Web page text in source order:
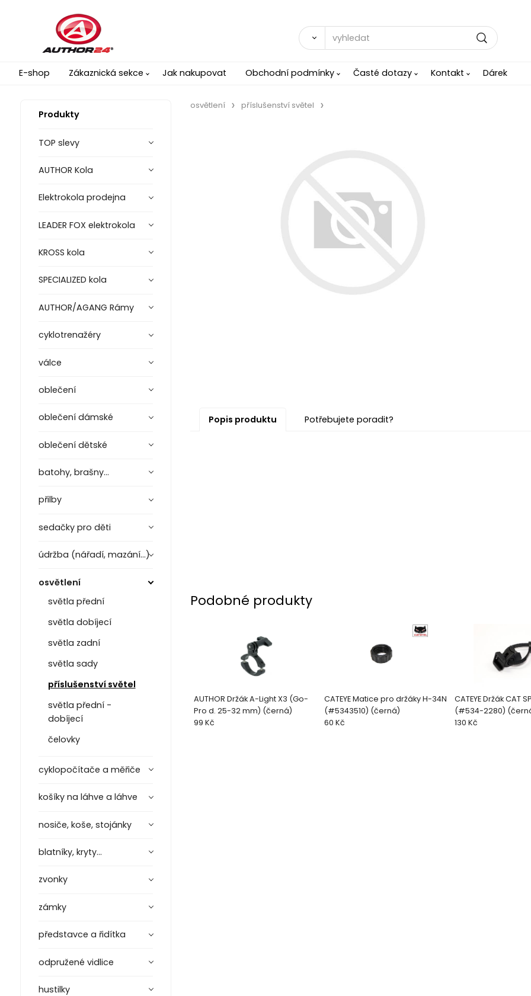
E-shop Zákaznická sekce Jak nakupovat Obchodní podmínky Časté dotazy Kontakt Dárek
Produkty
TOP slevy
AUTHOR Kola
Elektrokola prodejna
LEADER FOX elektrokola
KROSS kola
SPECIALIZED kola
AUTHOR/AGANG Rámy
cyklotrenažéry
válce
oblečení
oblečení dámské
oblečení dětské
batohy, brašny...
přilby
sedačky pro děti
údržba (nářadí, mazání...)
osvětlení
světla přední
světla dobíjecí
světla zadní
světla sady
příslušenství světel
světla přední -
dobíjecí
čelovky
cyklopočítače a měřiče
košíky na láhve a láhve
nosiče, koše, stojánky
blatníky, kryty...
zvonky
zámky
představce a řidítka
odpružené vidlice
hustilky
osvětlení příslušenství světel
Popis produktu Potřebujete poradit?
Podobné produkty
AUTHOR Držák A-Light X3 (Go-
Pro d. 25-32 mm) (černá)
99 Kč
CATEYE Matice pro držáky H-34N
(#5343510) (černá)
60 Kč
CATEYE Držák CAT
(#534-2280)
130 Kč